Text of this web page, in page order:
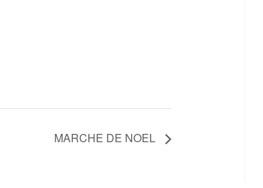
MARCHE DE NOEL